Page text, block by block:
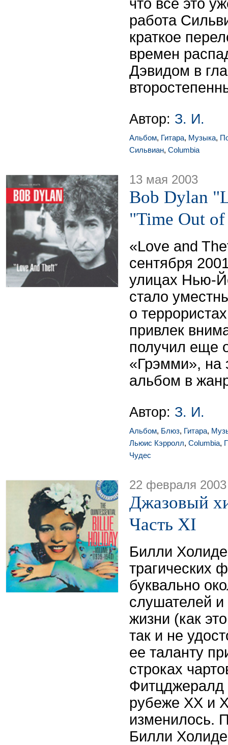
что все это
работа
краткое
времен
Дэвидом в
Автор: З. И.
Альбом, Гитара, Музыка,
Сильвиан, Columbia
13 мая 2003
Bob Dylan
"Time Out
«Love and
сентября
улицах Нью-
стало
о
привлек
получил еще
«Грэмми», на
альбом в
Автор: З. И.
Альбом, Блюз, Гитара,
Льюис Кэрролл, Columbia,
Чудес
22 февраля 2003
Джазовый
Часть XI
Билли
трагических
буквально
слушателей и
жизни (как
так и не
ее таланту
строках
рубеже XX и
изменилось.
Билли